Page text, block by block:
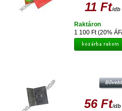
11 Ft/db
1 100 Ft (20%
Raktáron
56 Ft/db